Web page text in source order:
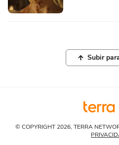
Subir
© COPYRIGHT 2026, TERRA